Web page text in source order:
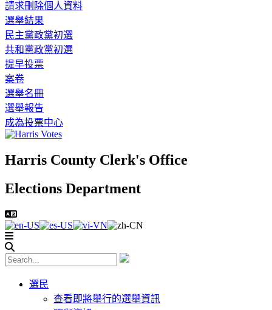
請求刪除個人資料
選舉結果
民主黨政黨初選
共和黨政黨初選
提早投票
案卷
選舉名冊
選舉報告
成為投票中心
Harris County Clerk's Office
Elections Department
選民
查看即將舉行的選舉資訊